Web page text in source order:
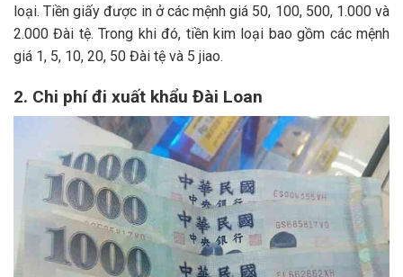
loại. Tiền giấy được in ở các mệnh giá 50, 100, 500, 1.000 và
2.000 Đài tệ. Trong khi đó, tiền kim loại bao gồm các mệnh
giá 1, 5, 10, 20, 50 Đài tệ và 5 jiao.
2. Chi phí đi xuất khẩu Đài Loan